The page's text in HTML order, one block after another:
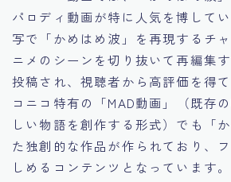
パロディ動画が特に人気を博して
写で「かめはめ波」を再現するチ
ニメのシーンを切り抜いて再編集
投稿され、視聴者から高評価を得
コニコ特有の「MAD動画」（既存
しい物語を創作する形式）でも「
た独創的な作品が作られており、
しめるコンテンツとなっています。